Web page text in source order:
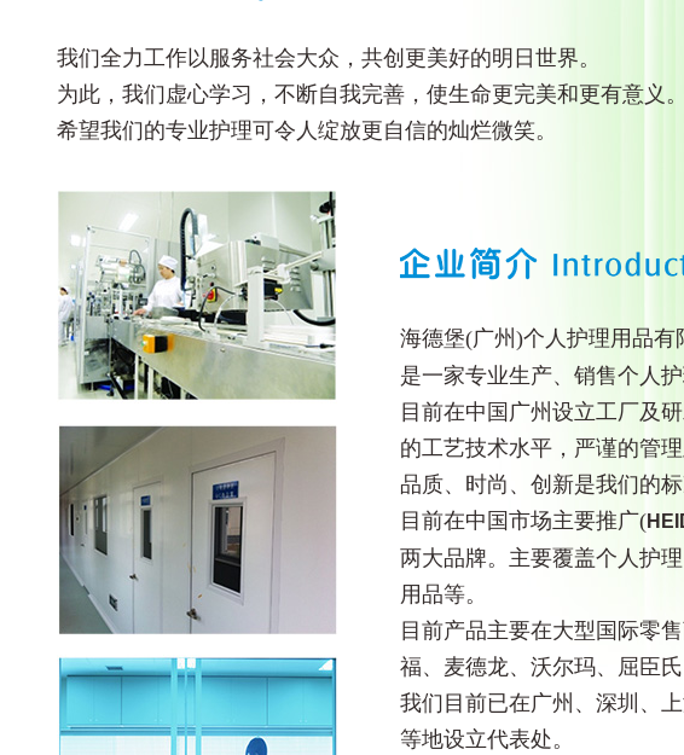
我们全力工作以服务社会大众，共创更美好的明日世界。
为此，我们虚心学习，不断自我完善，使生命更完美和更有意义。
希望我们的专业护理可令人绽放更自信的灿烂微笑。
海德堡(广州)个人护理用品有
是一家专业生产、销售个人
目前在中国广州设立工厂及
的工艺技术水平，严谨的管
品质、时尚、创新是我们的标
目前在中国市场主要推广(
两大品牌。主要覆盖个人护
用品等。
目前产品主要在大型国际零
福、麦德龙、沃尔玛、屈臣
我们目前已在广州、深圳、
等地设立代表处。